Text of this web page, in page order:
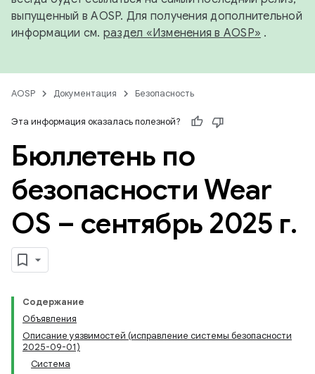
выпущенный в AOSP. Для получения дополнительной
информации см. раздел «Изменения в AOSP» .
AOSP Документация Безопасность
Эта информация оказалась полезной?
Бюллетень по
безопасности Wear
OS – сентябрь 2025 г.
Содержание
Объявления
Описание уязвимостей (исправление системы безопасности
2025-09-01)
Система